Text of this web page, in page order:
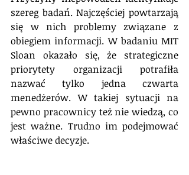
szereg badań. Najczęściej powtarzają
się w nich problemy związane z
obiegiem informacji. W badaniu MIT
Sloan okazało się, że strategiczne
priorytety organizacji potrafiła
nazwać tylko jedna czwarta
menedżerów. W takiej sytuacji na
pewno pracownicy też nie wiedzą, co
jest ważne. Trudno im podejmować
właściwe decyzje.